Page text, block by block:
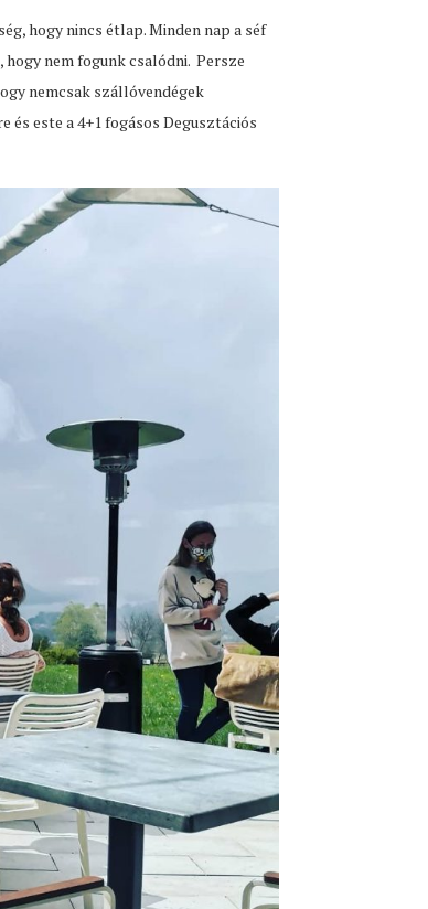
hogy nincs étlap. Minden nap a séf
hogy nem fogunk csalódni. Persze
nemcsak szállóvendégek
és este a 4+1 fogásos Degusztációs